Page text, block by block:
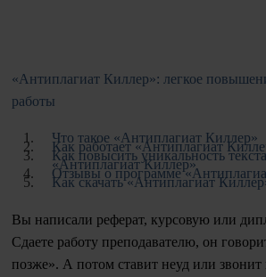
«Антиплагиат Киллер»: легкое
работы
Что такое «Антиплагиат Киллер»
Как работает «Антиплагиат
Как повысить уникальность
«Антиплагиат Киллер»
Отзывы о программе
Как скачать «Антиплагиат
Вы написали реферат, курсовую или
Сдаете работу преподавателю, он
позже». А потом ставит неуд или звонит